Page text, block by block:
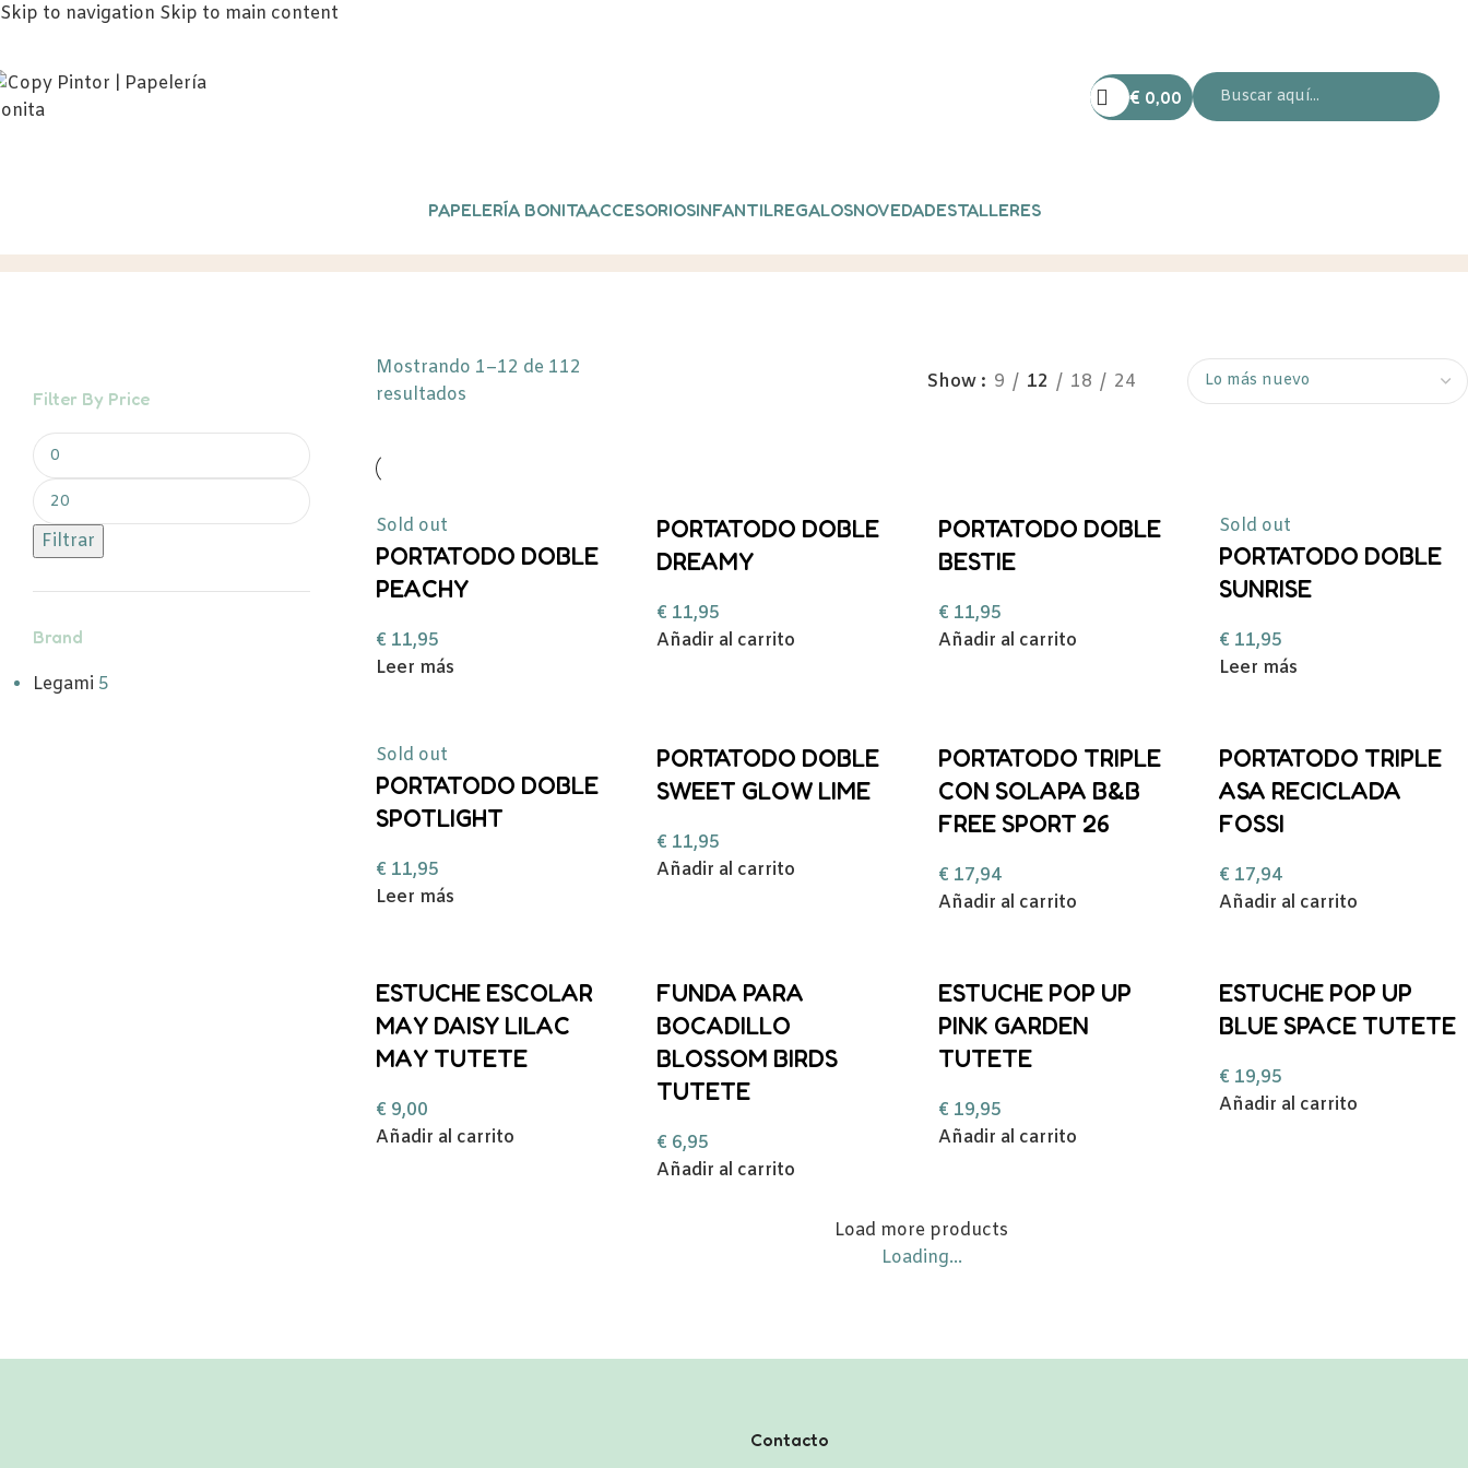
Skip to navigation Skip to main content
€ 0,00
PAPELERÍA BONITAACCESORIOSINFANTILREGALOSNOVEDADESTALLERES
Filter By Price
Filtrar
Brand
Legami 5
Mostrando 1–12 de 112
resultados
Show 9 12 18 24
Sold out
PORTATODO DOBLE
PEACHY
€ 11,95
Leer más
PORTATODO DOBLE
DREAMY
€ 11,95
Añadir al carrito
PORTATODO DOBLE
BESTIE
€ 11,95
Añadir al carrito
Sold out
PORTATODO DOBLE
SUNRISE
€ 11,95
Leer más
Sold out
PORTATODO DOBLE
SPOTLIGHT
€ 11,95
Leer más
PORTATODO DOBLE
SWEET GLOW LIME
€ 11,95
Añadir al carrito
PORTATODO TRIPLE
CON SOLAPA B&B
FREE SPORT 26
€ 17,94
Añadir al carrito
PORTATODO TRIPLE
ASA RECICLADA
FOSSI
€ 17,94
Añadir al carrito
ESTUCHE ESCOLAR
MAY DAISY LILAC
MAY TUTETE
€ 9,00
Añadir al carrito
FUNDA PARA
BOCADILLO
BLOSSOM BIRDS
TUTETE
€ 6,95
Añadir al carrito
ESTUCHE POP UP
PINK GARDEN
TUTETE
€ 19,95
Añadir al carrito
ESTUCHE POP UP
BLUE SPACE TUTETE
€ 19,95
Añadir al carrito
Load more products
Loading...
Contacto